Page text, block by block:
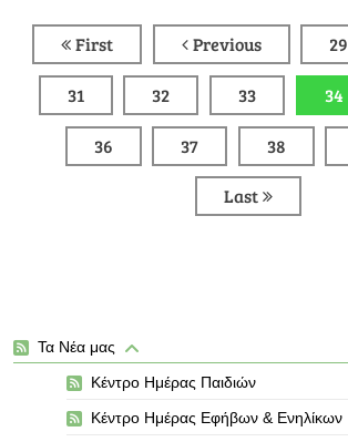
First Previous 29
31 32 33 34
36 37 38
Last
Τα Νέα μας
Κέντρο Ημέρας Παιδιών
Κέντρο Ημέρας Εφήβων & Ενηλίκων